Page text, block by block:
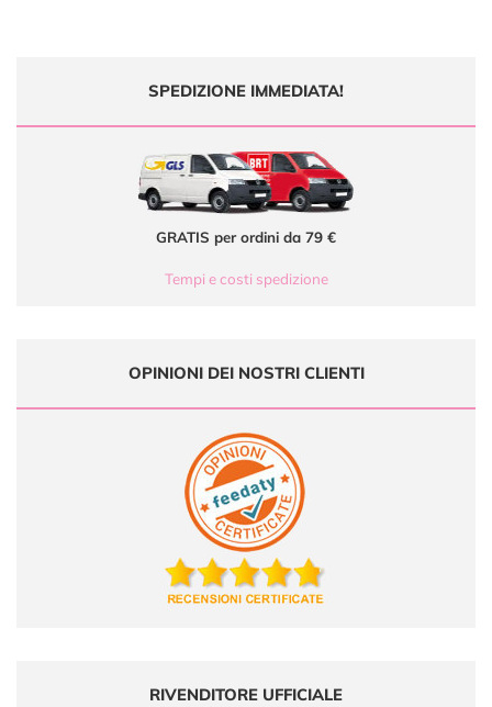
SPEDIZIONE IMMEDIATA!
GRATIS per ordini da 79 €
Tempi e costi spedizione
OPINIONI DEI NOSTRI CLIENTI
RIVENDITORE UFFICIALE